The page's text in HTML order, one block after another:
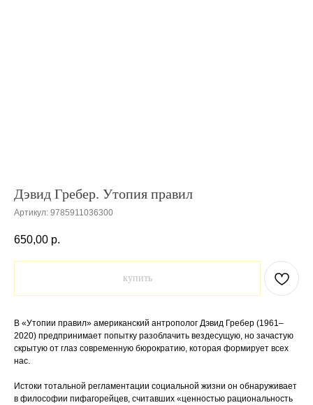
Дэвид Гребер. Утопия правил
Артикул: 9785911036300
650,00 р.
купить
В «Утопии правил» американский антрополог Дэвид Гребер (1961–
2020) предпринимает попытку разоблачить вездесущую, но зачастую
скрытую от глаз современную бюрократию, которая формирует всех
нас.
Истоки тотальной регламентации социальной жизни он обнаруживает
в философии пифагорейцев, считавших «ценностью рациональность